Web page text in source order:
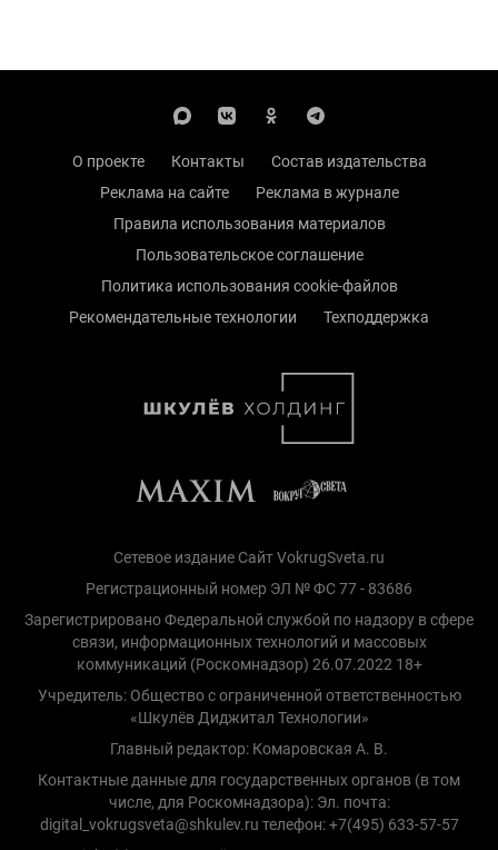
О проекте Контакты
Состав издательства
Реклама на сайте
Реклама в журнале
Правила использования материалов
Пользовательское соглашение
Политика использования cookie-файлов
Рекомендательные технологии
Техподдержка
Сетевое издание Сайт VokrugSveta.ru
Регистрационный номер ЭЛ № ФС 77 - 83686
Зарегистрировано Федеральной службой по надзору в сфере
связи, информационных технологий и массовых
коммуникаций (Роскомнадзор) 26.07.2022 18+
Учредитель: Общество с ограниченной ответственностью
«Шкулёв Диджитал Технологии»
Главный редактор: Комаровская А. В.
Контактные данные для государственных органов (в том
числе, для Роскомнадзора): Эл. почта:
digital_vokrugsveta@shkulev.ru телефон: +7(495) 633-57-57